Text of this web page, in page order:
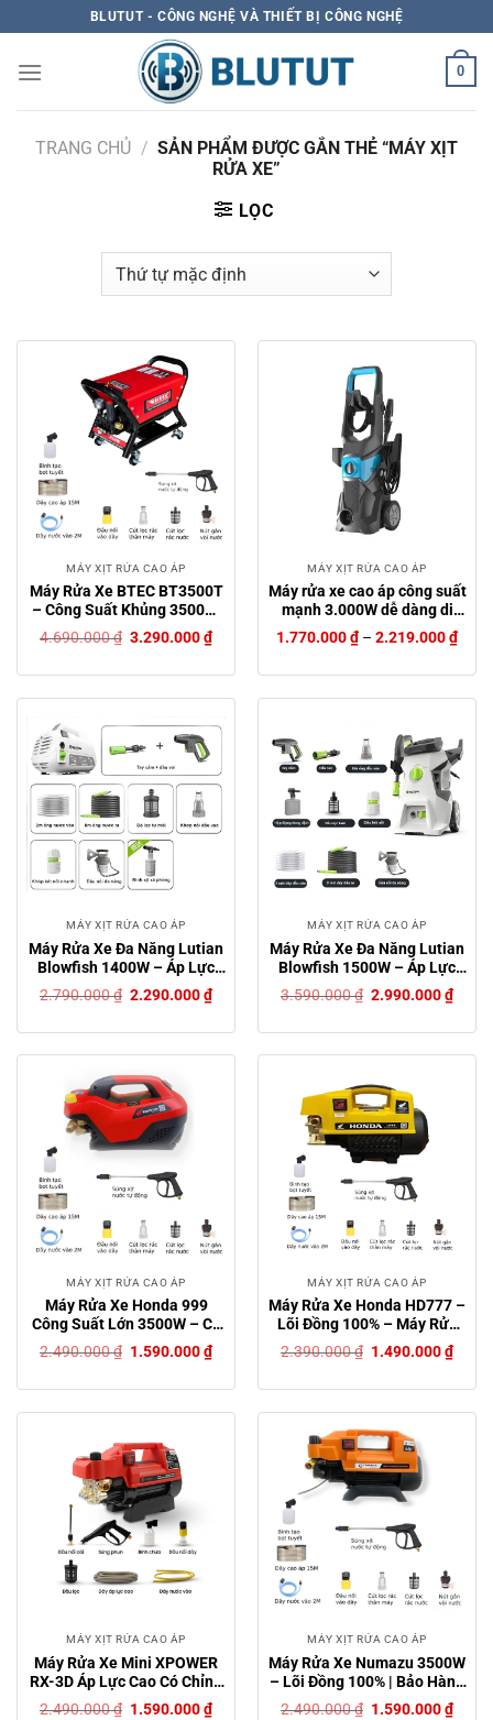
to
content
BLUTUT - CÔNG NGHỆ VÀ THIẾT BỊ CÔNG NGHỆ
0
TRANG CHỦ / SẢN PHẨM ĐƯỢC GẮN THẺ “MÁY XỊT
RỬA XE”
LỌC
MÁY XỊT RỬA CAO ÁP
Máy Rửa Xe BTEC BT3500T
– Công Suất Khủng 3500W,
Có Chỉnh Áp, Motor Dây
Đồng
4.690.000₫ Giá
4.690.000 ₫.
3.290.000₫Giá
hiện
là:
MÁY XỊT RỬA CAO ÁP
Máy rửa xe cao áp công suất
mạnh 3.000W dễ dàng di
chuyển với bánh xe
1.770.000₫– 2.219.000₫
MÁY XỊT RỬA CAO ÁP
Máy Rửa Xe Đa Năng Lutian
Blowfish 1400W – Áp Lực
Cao, Tiện Lợi, Đa Dụng
2.790.000₫ Giá
2.790.000 ₫.
2.290.000₫Giá
hiện
là:
2.290.000 ₫.
MÁY XỊT RỬA CAO ÁP
Máy Rửa Xe Đa Năng Lutian
Blowfish 1500W – Áp Lực
Cao, Tiện Lợi, Đa Dụng
3.590.000₫ Giá
3.590.000 ₫.
2.990.000₫Giá
hiện
là:
MÁY XỊT RỬA CAO ÁP
Máy Rửa Xe Honda 999
Công Suất Lớn 3500W – Có
Chỉnh Áp, Công Nghệ Mới
Nhất 2024 – Bảo Hành 12
2.490.000₫ Giá
2.490.000 ₫.
1.590.000₫Giá
hiện
là:
MÁY XỊT RỬA CAO ÁP
Máy Rửa Xe Honda HD777 –
Lõi Đồng 100% – Máy Rửa
Xe Mini Bảo Hành 24 Tháng
– Máy Xịt Rửa Gia Đình
2.390.000₫ Giá
2.390.000 ₫.
1.490.000₫Giá
hiện
là:
MÁY XỊT RỬA CAO ÁP
Máy Rửa Xe Mini XPOWER
RX-3D Áp Lực Cao Có Chỉnh
Áp, Lõi Đồng Cực Khỏe –
2.490.000₫ Giá
1.590.000₫Giá
MÁY XỊT RỬA CAO ÁP
Máy Rửa Xe Numazu 3500W
– Lõi Đồng 100% | Bảo Hành
12 Tháng | Tặng Kèm Bình
2.490.000₫ Giá
1.590.000₫Giá